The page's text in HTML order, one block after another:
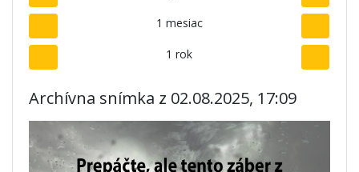
1 mesiac
1 rok
Archívna snímka z 02.08.2025, 17:09